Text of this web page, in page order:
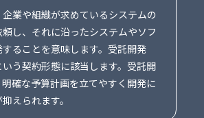
業や組織が求めているシステムの
し、それに沿ったシステムやソフ
することを意味します。受託開発
う契約形態に該当します。受託開
確な予算計画を立てやすく開発に
えられます。